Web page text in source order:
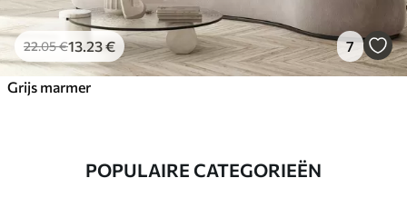
22.05€13.23€ 7
Grijs marmer
POPULAIRE CATEGORIEËN